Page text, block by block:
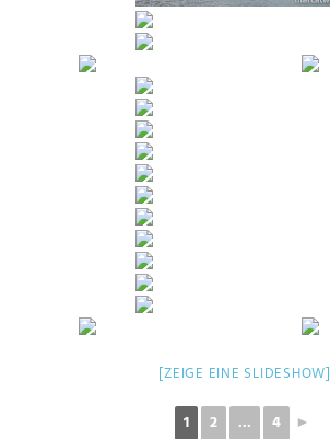
[ZEIGE EINE SLIDESHOW]
1 2 ... 4 ►